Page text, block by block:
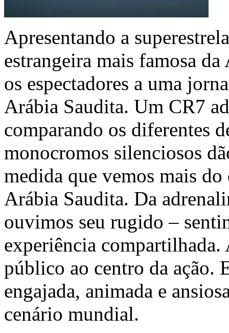
Apresentando a
estrangeira mais famosa
os espectadores a uma
Arábia Saudita. Um CR7
comparando os diferentes
monocromos silenciosos
medida que vemos mais
Arábia Saudita. Da
ouvimos seu rugido –
experiência compartilhada.
público ao centro da ação.
engajada, animada e
cenário mundial.